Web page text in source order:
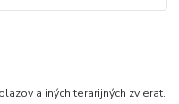
a iných terarijných zvierat.